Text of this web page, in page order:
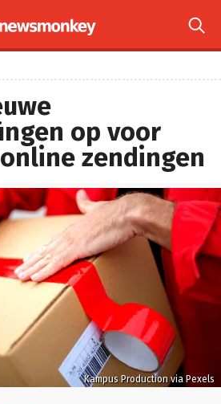

op voor
zendingen
Kampus Production via Pexels